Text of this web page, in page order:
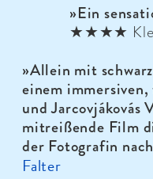
»Ein
★★★★
»Allein mit
einem
und Jarcovjákovás
mitreißende Film
der Fotografin
Falter